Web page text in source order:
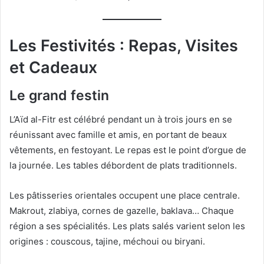
Les Festivités : Repas, Visites
et Cadeaux
Le grand festin
L’Aïd al-Fitr est célébré pendant un à trois jours en se
réunissant avec famille et amis, en portant de beaux
vêtements, en festoyant. Le repas est le point d’orgue de
la journée. Les tables débordent de plats traditionnels.
Les pâtisseries orientales occupent une place centrale.
Makrout, zlabiya, cornes de gazelle, baklava… Chaque
région a ses spécialités. Les plats salés varient selon les
origines : couscous, tajine, méchoui ou biryani.